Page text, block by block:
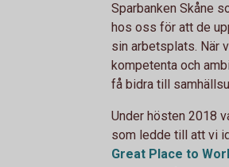
Sparbanken Skåne
hos oss för att de
sin arbetsplats. När
kompetenta och
få bidra till
Under hösten 2018
som ledde till att vi
Great Place to